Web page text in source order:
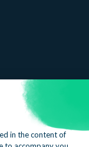
in the content of